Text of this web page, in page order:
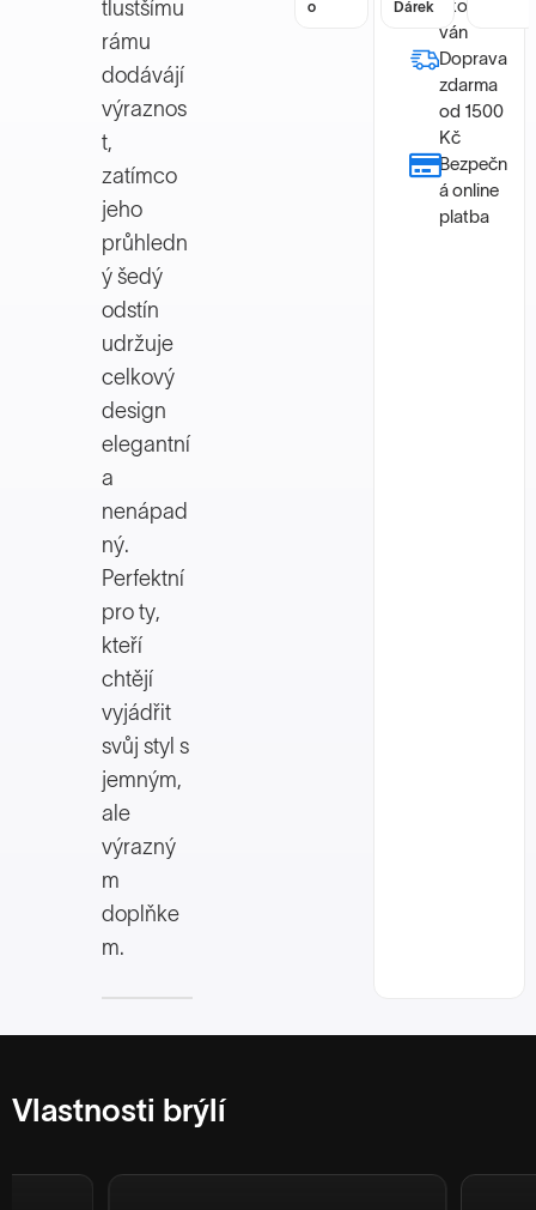
tlustšímu
rámu
dodávájí
výraznos
t,
zatímco
jeho
průhledn
ý šedý
odstín
udržuje
celkový
design
elegantní
a
nenápad
ný.
Perfektní
pro ty,
kteří
chtějí
vyjádřit
svůj styl s
jemným,
ale
výrazný
m
doplňke
m.
zkontrolo
ván
Doprava
zdarma
od 1500
Kč
Bezpečn
á online
platba
Dárek Dárek
Vlastnosti brýlí